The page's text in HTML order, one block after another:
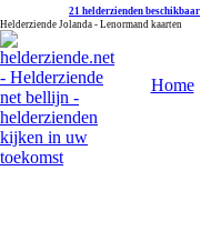
21 helderzienden beschikbaar
Helderziende Jolanda - Lenormand kaarten
Home